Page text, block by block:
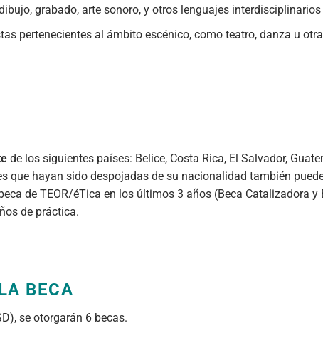
grabado, arte sonoro, y otros lenguajes
pertenecientes al ámbito escénico, como teatro, danza u
de los siguientes países: Belice, Costa Rica, El Salvador,
que hayan sido despojadas de su nacionalidad también
de TEOR/éTica en los últimos 3 años (Beca Catalizadora y
de práctica.
BECA
se otorgarán 6 becas.